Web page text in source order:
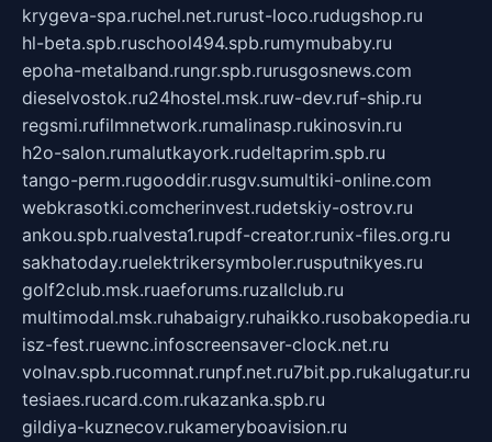
krygeva-spa.ruchel.net.rurust-loco.rudugshop.ru
hl-beta.spb.ruschool494.spb.rumymubaby.ru
epoha-metalband.rungr.spb.rurusgosnews.com
dieselvostok.ru24hostel.msk.ruw-dev.ruf-ship.ru
regsmi.rufilmnetwork.rumalinasp.rukinosvin.ru
h2o-salon.rumalutkayork.rudeltaprim.spb.ru
tango-perm.rugooddir.rusgv.sumultiki-online.com
webkrasotki.comcherinvest.rudetskiy-ostrov.ru
ankou.spb.rualvesta1.rupdf-creator.runix-files.org.ru
sakhatoday.ruelektrikersymboler.rusputnikyes.ru
golf2club.msk.ruaeforums.ruzallclub.ru
multimodal.msk.ruhabaigry.ruhaikko.rusobakopedia.ru
isz-fest.ruewnc.infoscreensaver-clock.net.ru
volnav.spb.rucomnat.runpf.net.ru7bit.pp.rukalugatur.ru
tesiaes.rucard.com.rukazanka.spb.ru
gildiya-kuznecov.rukameryboavision.ru